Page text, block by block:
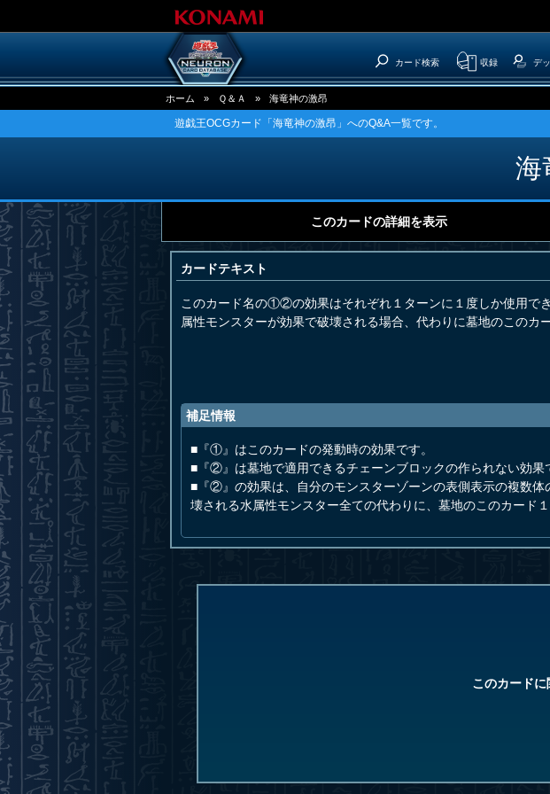
カード検索 収録 デ
ホーム » Ｑ＆Ａ » 海竜神の激昂
遊戯王OCGカード「海竜神の激昂」へのQ&A一覧です。
海
このカードの詳細を表示
カードテキスト
このカード名の①②の効果はそれぞれ１ターンに１度しか使用
属性モンスターが効果で破壊される場合、代わりに墓地のこのカ
補足情報
■『①』はこのカードの発動時の効果です。
■『②』は墓地で適用できるチェーンブロックの作られない効果
■『②』の効果は、自分のモンスターゾーンの表側表示の複数
壊される水属性モンスター全ての代わりに、墓地のこのカード１
このカードに